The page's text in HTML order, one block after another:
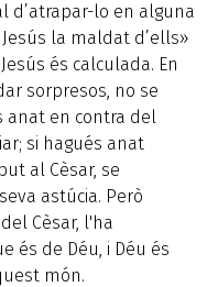
d’atrapar-lo en alguna
Jesús la maldat d’ells»
és calculada. En
sorpresos, no se
anat en contra del
si hagués anat
al Cèsar, se
astúcia. Però
Cèsar, l'ha
és de Déu, i Déu és
món.